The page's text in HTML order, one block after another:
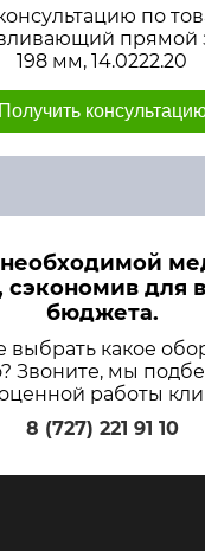
по
198 мм, 14.0222.20
Получить
сэкономив для
бюджета.
выбрать какое
Звоните, мы
работы
8 (727) 221 91 10